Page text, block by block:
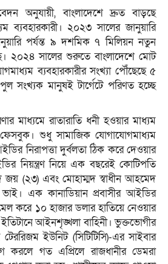
অনুযায়ী, বাংলাদেশে দ্রুত বাড়ছে
ব্যবহারকারী। ২০২৩ সালের জানুয়ারি
পর্যন্ত ৯ দশমিক ৭ মিলিয়ন নতুন
২০২৪ সালের শুরুতে বাংলাদেশে মোট
ব্যবহারকারীর সংখ্যা পৌঁছেছে ৫
সংখ্যক মানুষই টার্গেটে পরিণত হচ্ছে
মাধ্যমে রাতারাতি ধনী হওয়ার মাধ্যম
শুধু সামাজিক যোগাযোগমাধ্যম
নিরাপত্তা দুর্বলতা ঠিক করে দেওয়ার
নিয়ন্ত্রণ নিয়ে এক বছরেই কোটিপতি
(২৩) এবং মোহাম্মদ স্বাধীন আহমেদ
এক কানাডিয়ান প্রবাসীর আইডির
করে ১০ হাজার ডলার হাতিয়ে নেওয়ার
আইনশৃঙ্খলা বাহিনী। ভুক্তভোগীর
ইউনিট (সিটিটিসি)-এর সাইবার
করলে গত এপ্রিলে রাজধানীর ডেমরা